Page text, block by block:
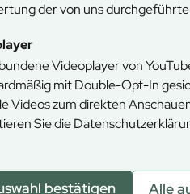
der von uns
Videoplayer von
mit Double-Opt-In
Videos zum direkten
Sie die
bestätigen Alle